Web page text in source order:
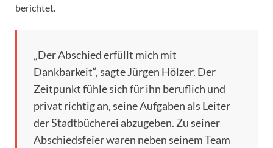
berichtet.
„Der Abschied erfüllt mich mit
Dankbarkeit“, sagte Jürgen Hölzer. Der
Zeitpunkt fühle sich für ihn beruflich und
privat richtig an, seine Aufgaben als Leiter
der Stadtbücherei abzugeben. Zu seiner
Abschiedsfeier waren neben seinem Team